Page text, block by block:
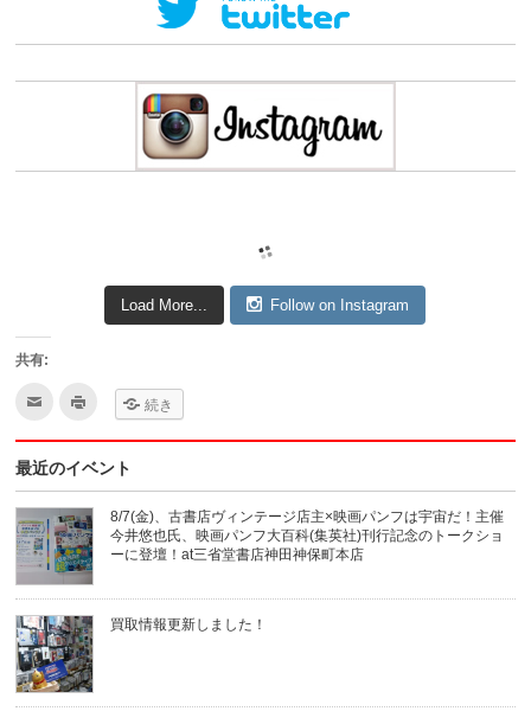
Load More... Follow on Instagram
共有:
ク
し
て
達
へ
メ
ー
ル
で
送
信
(新
し
い
ウ
ィ
ン
ド
ウ
ク
て
刷
(新
し
い
ウ
ィ
ン
ド
ウ
で
開
き
ま
す)
続き
最近のイベント
8/7(金)、古書店ヴィンテージ店主×映画パンフは宇宙だ！主催
今井悠也氏、映画パンフ大百科(集英社)刊行記念のトークショ
ーに登壇！at三省堂書店神田神保町本店
買取情報更新しました！